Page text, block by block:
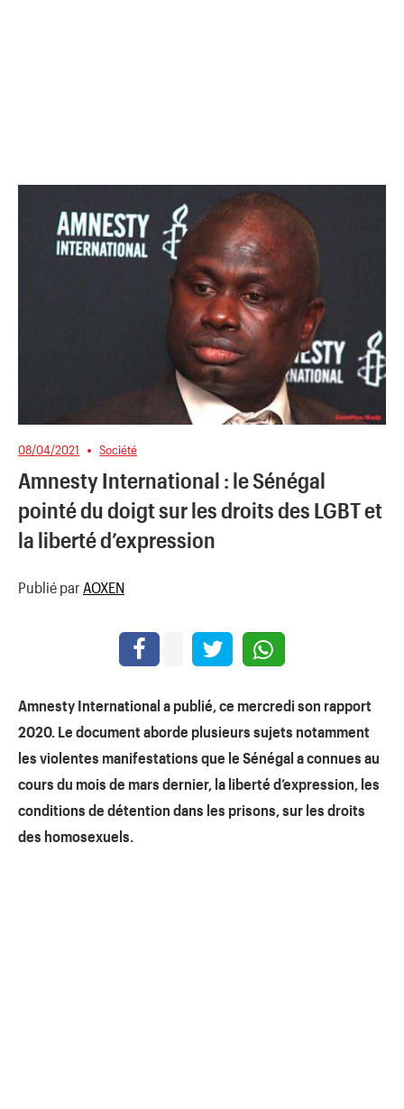
08/04/2021 Société
Amnesty International : le Sénégal
pointé du doigt sur les droits des LGBT et
la liberté d’expression
Publié par AOXEN
Amnesty International a publié, ce mercredi son rapport
2020. Le document aborde plusieurs sujets notamment
les violentes manifestations que le Sénégal a connues au
cours du mois de mars dernier, la liberté d’expression, les
conditions de détention dans les prisons, sur les droits
des homosexuels.